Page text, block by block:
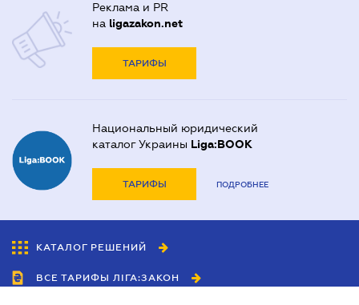
Реклама и PR
на ligazakon.net
ТАРИФЫ
Национальный юридический
каталог Украины Liga:BOOK
ТАРИФЫ ПОДРОБНЕЕ
КАТАЛОГ РЕШЕНИЙ
ВСЕ ТАРИФЫ ЛІГА:ЗАКОН